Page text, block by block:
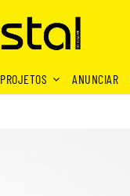
PROJETOS ANUNCIAR